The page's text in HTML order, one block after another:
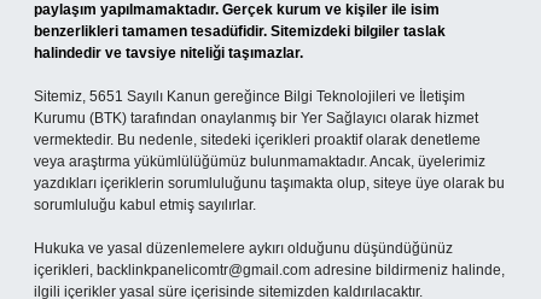
paylaşım yapılmamaktadır. Gerçek kurum ve kişiler ile isim
benzerlikleri tamamen tesadüfidir. Sitemizdeki bilgiler taslak
halindedir ve tavsiye niteliği taşımazlar.
Sitemiz, 5651 Sayılı Kanun gereğince Bilgi Teknolojileri ve İletişim
Kurumu (BTK) tarafından onaylanmış bir Yer Sağlayıcı olarak hizmet
vermektedir. Bu nedenle, sitedeki içerikleri proaktif olarak denetleme
veya araştırma yükümlülüğümüz bulunmamaktadır. Ancak, üyelerimiz
yazdıkları içeriklerin sorumluluğunu taşımakta olup, siteye üye olarak bu
sorumluluğu kabul etmiş sayılırlar.
Hukuka ve yasal düzenlemelere aykırı olduğunu düşündüğünüz
içerikleri, backlinkpanelicomtr@gmail.com adresine bildirmeniz halinde,
ilgili içerikler yasal süre içerisinde sitemizden kaldırılacaktır.